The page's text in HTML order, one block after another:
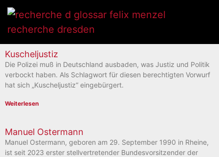
Kuscheljustiz
Die Polizei muß in Deutschland ausbaden, was Justiz und Politik
verbockt haben. Als Schlagwort für diesen berechtigten Vorwurf
hat sich „Kuscheljustiz“ eingebürgert.
Weiterlesen
Manuel Ostermann
Manuel Ostermann, geboren am 29. September 1990 in Rheine,
ist seit 2023 erster stellvertretender Bundesvorsitzender der